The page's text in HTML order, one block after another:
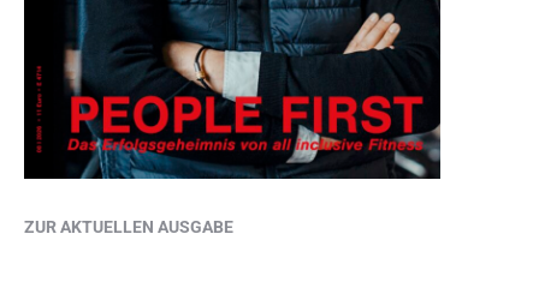
ZUR AKTUELLEN AUSGABE